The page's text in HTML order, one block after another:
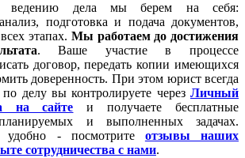
дела мы берем на себя:
подготовка и подача документов,
этапах. Мы работаем до достижения
. Ваше участие в процессе
договор, передать копии имеющихся
доверенность. При этом юрист всегда
делу вы контролируете через Личный
на сайте и получаете бесплатные
и выполненных задачах.
удобно - посмотрите отзывы наших
сотрудничества с нами.